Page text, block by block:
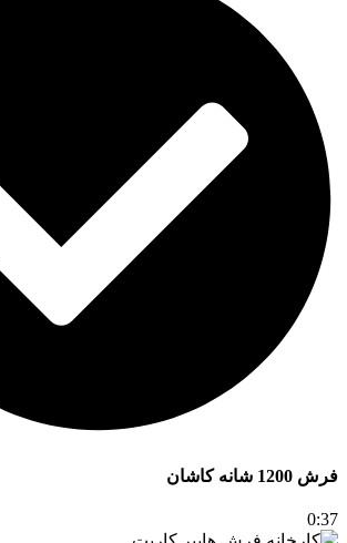
فرش 1200 شانه کاشان
0:37